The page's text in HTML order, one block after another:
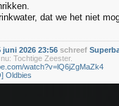
dat we het niet
2026 23:56 schreef
Tochtige Zeester.
watch?v=lQ6jZgMaZk4
Oldbies